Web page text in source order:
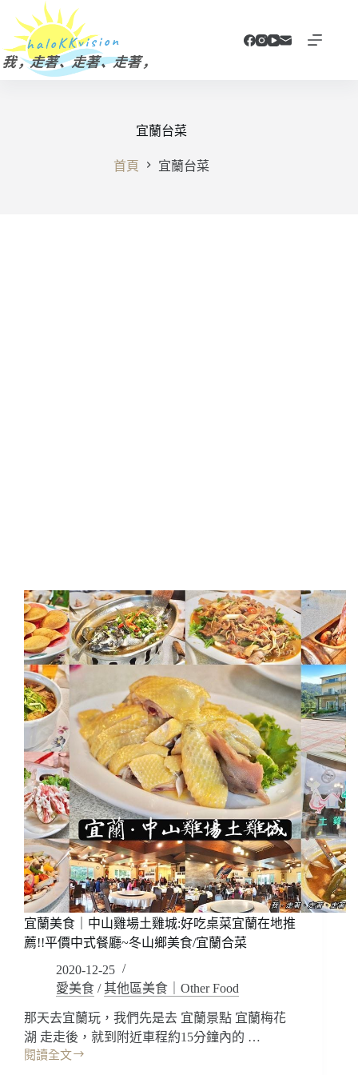
主
要
宜蘭台菜
首頁 宜蘭台菜
宜蘭美食｜中山雞場土雞城:好吃桌菜宜蘭在地推
薦!!平價中式餐廳~冬山鄉美食/宜蘭合菜
2020-12-25
愛美食 /其他區美食｜Other Food
那天去宜蘭玩，我們先是去 宜蘭景點 宜蘭梅花
湖 走走後，就到附近車程約15分鐘內的 …
閱讀全文
宜